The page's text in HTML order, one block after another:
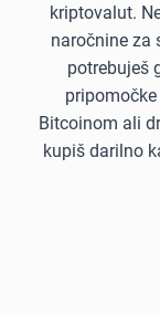
kriptovalut.
naročnine za
potrebuješ
Bitcoinom ali
kupiš darilno